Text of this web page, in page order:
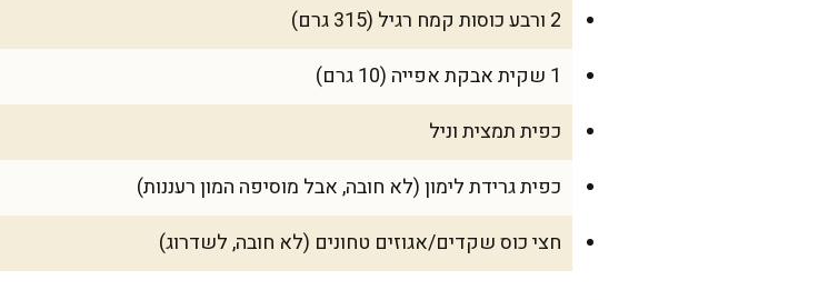
2 ורבע כוסות קמח רגיל (315 גרם)
1 שקית אבקת אפייה (10 גרם)
כפית תמצית וניל
כפית גרידת לימון (לא חובה, אבל מוסיפה המון רעננות)
חצי כוס שקדים/אגוזים טחונים (לא חובה, לשדרוג)